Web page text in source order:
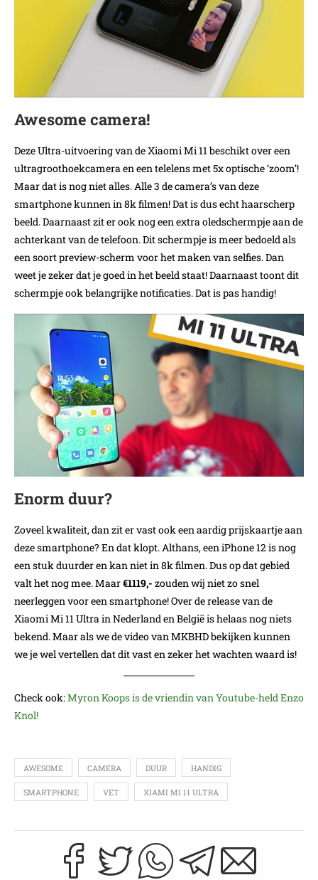
Awesome camera!
Deze Ultra-uitvoering van de Xiaomi Mi 11 beschikt over een
ultragroothoekcamera en een telelens met 5x optische ‘zoom’!
Maar dat is nog niet alles. Alle 3 de camera’s van deze
smartphone kunnen in 8k filmen! Dat is dus echt haarscherp
beeld. Daarnaast zit er ook nog een extra oledschermpje aan de
achterkant van de telefoon. Dit schermpje is meer bedoeld als
een soort preview-scherm voor het maken van selfies. Dan
weet je zeker dat je goed in het beeld staat! Daarnaast toont dit
schermpje ook belangrijke notificaties. Dat is pas handig!
Enorm duur?
Zoveel kwaliteit, dan zit er vast ook een aardig prijskaartje aan
deze smartphone? En dat klopt. Althans, een iPhone 12 is nog
een stuk duurder en kan niet in 8k filmen. Dus op dat gebied
valt het nog mee. Maar€1119,- zouden wij niet zo snel
neerleggen voor een smartphone! Over de release van de
Xiaomi Mi 11 Ultra in Nederland en België is helaas nog niets
bekend. Maar als we de video van MKBHD bekijken kunnen
we je wel vertellen dat dit vast en zeker het wachten waard is!
Check ook:Myron Koops is de vriendin van Youtube-held Enzo
Knol!
AWESOME CAMERA DUUR HANDIG
SMARTPHONE VET XIAMI MI 11 ULTRA